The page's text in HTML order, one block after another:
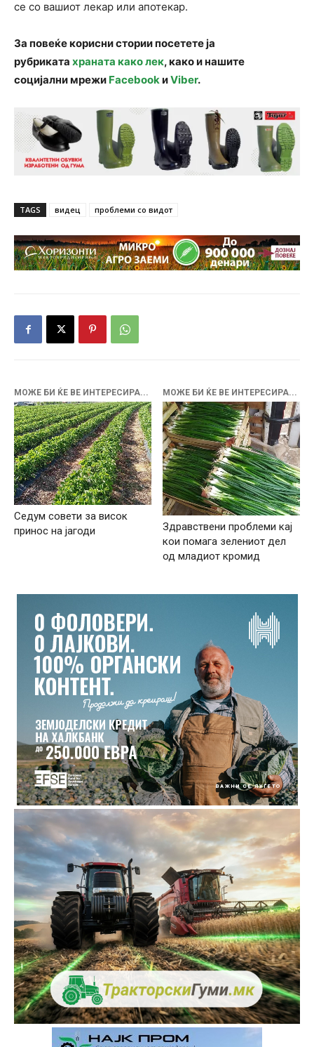
се со вашиот лекар или апотекар.
За повеќе корисни стории посетете ја
рубриката храната како лек, како и нашите
социјални мрежи Facebook иViber.
TAGS видец проблеми со видот
МОЖЕ БИ ЌЕ ВЕ ИНТЕРЕСИРА...
Седум совети за висок
принос на јагоди
МОЖЕ БИ ЌЕ ВЕ ИНТЕРЕСИРА...
Здравствени проблеми кај
кои помага зелениот дел
од младиот кромид